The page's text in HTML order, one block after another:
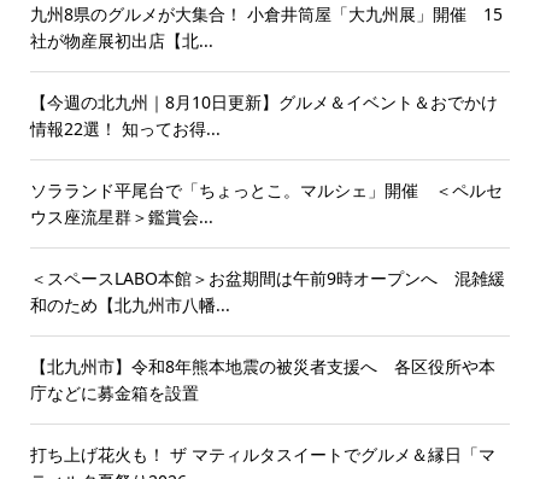
九州8県のグルメが大集合！ 小倉井筒屋「大九州展」開催 15
社が物産展初出店【北...
【今週の北九州｜8月10日更新】グルメ＆イベント＆おでかけ
情報22選！ 知ってお得...
ソラランド平尾台で「ちょっとこ。マルシェ」開催 ＜ペルセ
ウス座流星群＞鑑賞会...
＜スペースLABO本館＞お盆期間は午前9時オープンへ 混雑緩
和のため【北九州市八幡...
【北九州市】令和8年熊本地震の被災者支援へ 各区役所や本
庁などに募金箱を設置
打ち上げ花火も！ ザ マティルタスイートでグルメ＆縁日「マ